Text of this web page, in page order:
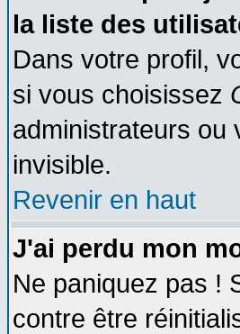
la liste des
Dans votre profil,
si vous choisissez
administrateurs ou
invisible.
Revenir en haut
J'ai perdu mon
Ne paniquez pas !
contre être